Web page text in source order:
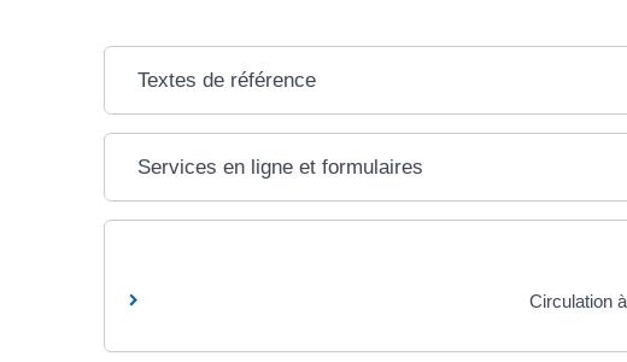
Textes de référence
Services en ligne et formulaires
Circulation